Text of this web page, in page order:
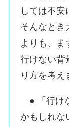
しては不安
そんなとき
よりも、ま
行けない背
り方を考え
● 「行け
かもしれな